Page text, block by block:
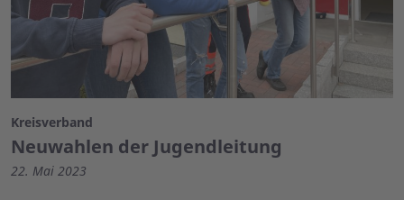
Kreisverband
Neuwahlen der Jugendleitung
22. Mai 2023